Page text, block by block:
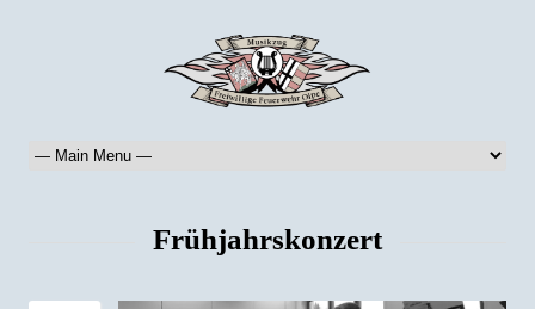
Frühjahrskonzert